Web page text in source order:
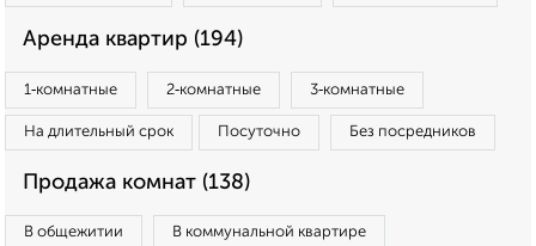
Аренда квартир (194)
1‑комнатные 2‑комнатные 3‑комнатные
На длительный срок Посуточно Без посредников
Продажа комнат (138)
В общежитии В коммунальной квартире